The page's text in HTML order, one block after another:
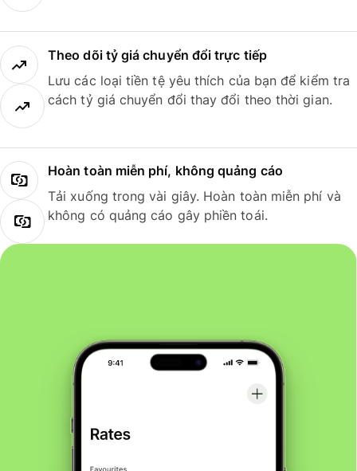
Theo dõi tỷ giá chuyển đổi trực tiếp
Lưu các loại tiền tệ yêu thích của bạn để kiểm tra
cách tỷ giá chuyển đổi thay đổi theo thời gian.
Hoàn toàn miễn phí, không quảng cáo
Tải xuống trong vài giây. Hoàn toàn miễn phí và
không có quảng cáo gây phiền toái.